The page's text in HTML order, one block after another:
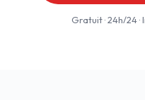
Gratuit · 24h/24